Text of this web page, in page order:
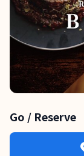
Go / Reserve